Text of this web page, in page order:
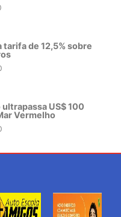
tarifa de 12,5% sobre
US$ 100
Vermelho